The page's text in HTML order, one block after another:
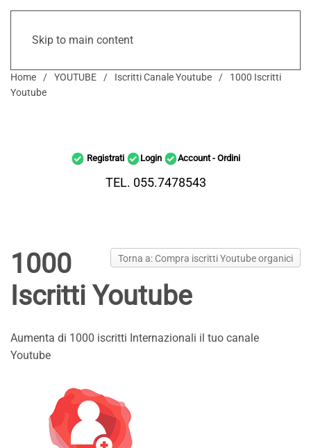
Skip to main content
Home YOUTUBE Iscritti Canale Youtube
1000 Iscritti
Youtube
Registrati Login Account - Ordini
TEL. 055.7478543
Torna a: Compra iscritti Youtube organici
1000
Iscritti Youtube
Aumenta di 1000 iscritti Internazionali il tuo canale
Youtube